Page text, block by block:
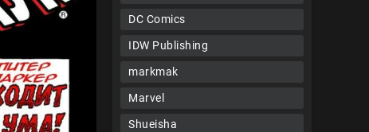
DC Comics
IDW Publishing
markmak
Marvel
Shueisha